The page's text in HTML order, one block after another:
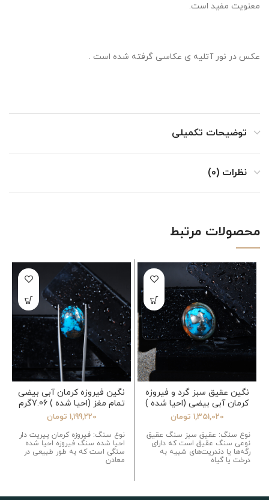
معنویت مفید است.
عکس در نور آتلیه ی عکاسی گرفته شده است .
توضیحات تکمیلی
نظرات (0)
محصولات مرتبط
نگین عقیق سبز گرد و فیروزه
کرمان آبی بیضی (احیا شده )
11.98گرم
1,351,020 تومان
نوع سنگ: عقیق سبز سنگ عقیق
نوعی سنگ عقیق است که دارای
رگه‌ها یا دندریت‌های شبیه به
درخت یا گیاه
نگین فیروزه کرمان آبی بیضی
تمام مغز (احیا شده ) 7.06گرم
1,199,220 تومان
نوع سنگ: فیروزه کرمان پیریت دار
احیا شده سنگ فیروزه احیا شده
سنگی است که به طور طبیعی در
معادن